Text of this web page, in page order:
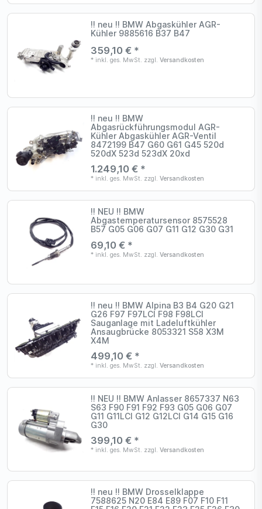
!! neu !! BMW Abgaskühler AGR-
Kühler 9885616 B37 B47
359,10 € *
* inkl. ges. MwSt. zzgl.Versandkosten
!! neu !! BMW
Abgasrückführungsmodul AGR-
Kühler Abgaskühler AGR-Ventil
8472199 B47 G60 G61 G45 520d
520dX 523d 523dX 20xd
1.249,10 € *
* inkl. ges. MwSt. zzgl.Versandkosten
!! NEU !! BMW
Abgastemperatursensor 8575528
B57 G05 G06 G07 G11 G12 G30 G31
69,10 € *
* inkl. ges. MwSt. zzgl.Versandkosten
!! neu !! BMW Alpina B3 B4 G20 G21
G26 F97 F97LCI F98 F98LCI
Sauganlage mit Ladeluftkühler
Ansaugbrücke 8053321 S58 X3M
X4M
499,10 € *
* inkl. ges. MwSt. zzgl.Versandkosten
!! NEU !! BMW Anlasser 8657337 N63
S63 F90 F91 F92 F93 G05 G06 G07
G11 G11LCI G12 G12LCI G14 G15 G16
G30
399,10 € *
* inkl. ges. MwSt. zzgl.Versandkosten
!! neu !! BMW Drosselklappe
7588625 N20 E84 E89 F07 F10 F11